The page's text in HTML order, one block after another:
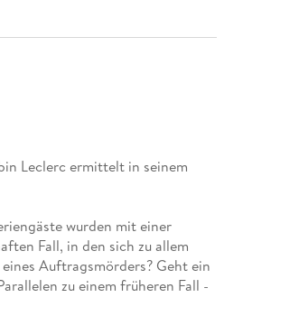
Leclerc ermittelt in seinem
wurden mit einer
Fall, in den sich zu allem
Auftragsmörders? Geht ein
zu einem früheren Fall -